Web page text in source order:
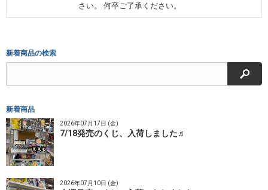
さい。 何卒ご了承ください。
新着商品の検索
検索
新着商品
2026年07月17日 (金)
7/18発売のくじ、入荷しました♬
2026年07月10日 (金)